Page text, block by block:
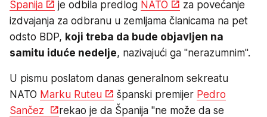
Španija je odbila predlog NATO
za povećanje
izdvajanja za odbranu u zemljama članicama na pet
odsto BDP, koji treba da bude objavljen na
samitu iduće nedelje, nazivajući ga "nerazumnim".
U pismu poslatom danas generalnom sekreatu
NATO Marku Ruteu španski premijer Pedro
Sančez
rekao je da Španija "ne može da se